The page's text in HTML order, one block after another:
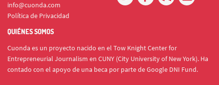
info@cuonda.com
Política de Privacidad
QUIÉNES SOMOS
Cuonda es un proyecto nacido en el Tow Knight Center for
Entrepreneurial Journalism en CUNY (City University of New York). Ha
contado con el apoyo de una beca por parte de Google DNI Fund.